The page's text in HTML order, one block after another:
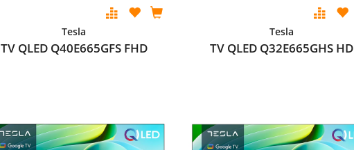
Tesla
TV QLED Q40E665GFS FHD
Tesla
TV QLED Q32E665GHS HD